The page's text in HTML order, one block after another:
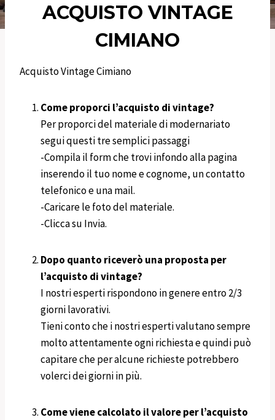
ACQUISTO VINTAGE
CIMIANO
Acquisto Vintage Cimiano
Come proporci l’acquisto di vintage?
Per proporci del materiale di modernariato
segui questi tre semplici passaggi
-Compila il form che trovi infondo alla pagina
inserendo il tuo nome e cognome, un contatto
telefonico e una mail.
-Caricare le foto del materiale.
-Clicca su Invia.
Dopo quanto riceverò una proposta per
l’acquisto di vintage?
I nostri esperti rispondono in genere entro 2/3
giorni lavorativi.
Tieni conto che i nostri esperti valutano sempre
molto attentamente ogni richiesta e quindi può
capitare che per alcune richieste potrebbero
volerci dei giorni in più.
Come viene calcolato il valore per l’acquisto